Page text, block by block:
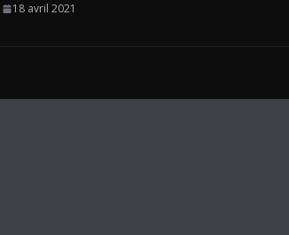
18 avril 2021